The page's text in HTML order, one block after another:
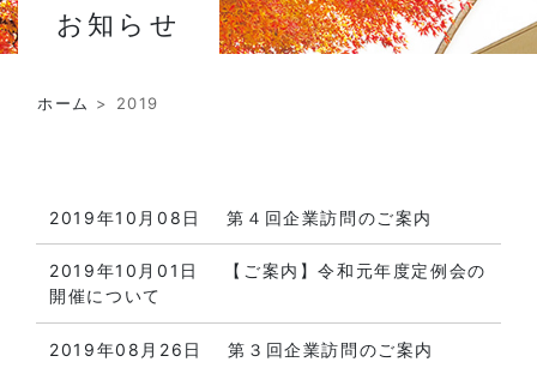
お知らせ
ホーム > 2019
2019年10月08日 第４回企業訪問のご案内
2019年10月01日
【ご案内】令和元年度定例会の
開催について
2019年08月26日 第３回企業訪問のご案内